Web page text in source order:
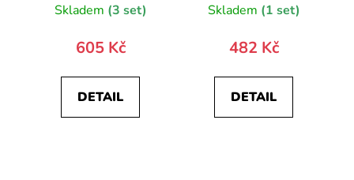
Skladem (3 set)
605 Kč
DETAIL
Skladem (1 set)
482 Kč
DETAIL